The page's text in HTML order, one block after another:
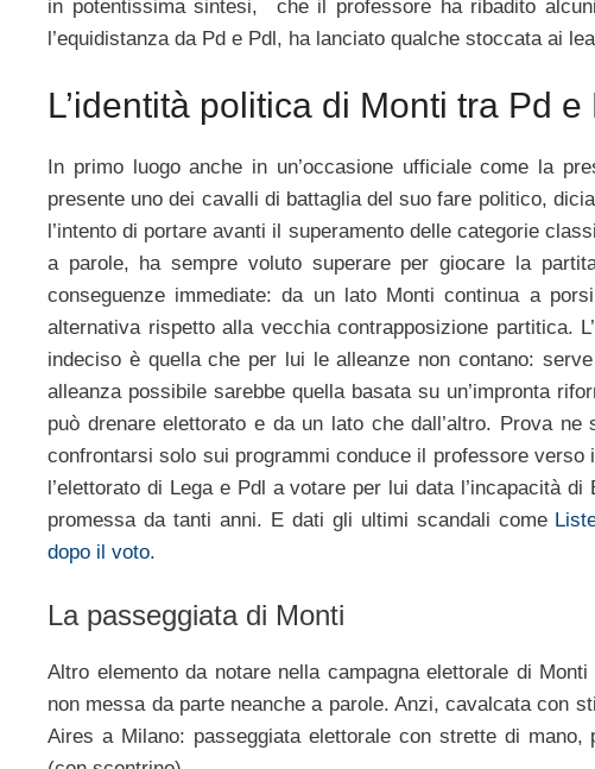
in potentissima sintesi, che il professore ha ribadito
l’equidistanza da Pd e Pdl, ha lanciato qualche stoccata ai
L’identità politica di Monti tra Pd e
In primo luogo anche in un’occasione ufficiale come la
presente uno dei cavalli di battaglia del suo fare politico,
l’intento di portare avanti il superamento delle categorie
a parole, ha sempre voluto superare per giocare la
conseguenze immediate: da un lato Monti continua a
alternativa rispetto alla vecchia contrapposizione partitica.
indeciso è quella che per lui le alleanze non contano:
alleanza possibile sarebbe quella basata su un’impronta
può drenare elettorato e da un lato che dall’altro. Prova
confrontarsi solo sui programmi conduce il professore
l’elettorato di Lega e Pdl a votare per lui data l’incapacità
promessa da tanti anni. E dati gli ultimi scandali come
dopo il voto.
La passeggiata di Monti
Altro elemento da notare nella campagna elettorale di
non messa da parte neanche a parole. Anzi, cavalcata con
Aires a Milano: passeggiata elettorale con strette di